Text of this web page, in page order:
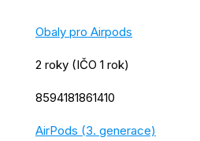
Obaly pro Airpods
2 roky (IČO 1 rok)
8594181861410
AirPods (3. generace)